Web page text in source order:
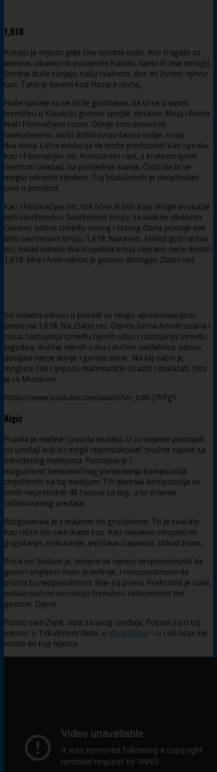
1,618
Kutaisi je mjesto gdje žive srodne duše. Ako tragate za
jednom, obavezno provjerite Kutaisi, tamo ih ima mnogo.
Srodne duše sanjaju našu realnost, dok mi živimo njihov
san. Tako je barem kod Hazara slučaj.
Naše spirale su se širile godinama, da bi se u ovom
trenutku u Kutaisiju gotovo spojile, dotakle. Moja i Anina.
Naši Fibonačijevi nizovi. Oboje smo evoluirali
svakodnevno, da bi dobili svoju šansu ovdje, svoja
dva dana. Lična evolucija se može predstaviti kao spirala,
kao i Fibonačijev niz. Konstantni rast, s kratkotrajnim
osvrtom unazad, na posljednje stanje. Čisto da bi se
moglo odrediti sljedeće. Toj budućnosti je neophodan
uvid u prošlost.
Kao i Fibonačijev niz, tok lične ili bilo koje druge evolucije
teži savršenstvu. Savršenom broju. Sa svakim sledećim
članom, odnos između novog i starog člana postaje sve
bliži savršenom broju. 1,618. Naravno, koliko god rastao
niz, nikad odnosi dva susjedna broja zapravo neće dostići
1,618. Moj i Anin odnos je gotovo dostigao Zlatni rez.
Svi skladni odnosi u prirodi se mogu aproksimacijom
svesti na 1,618. Na Zlatni rez. Odnos širina Aninih usana i
nosa, rastojanja između njenih ušiju i rastojanja između
jagodica, dužine njenih ruku i dužine nadlaktica, odnos
debljina njene donje i gornje usne.. Na taj način je
moguće čak i ljepotu matematički izraziti i dokazati. Isto
je i s Muzikom.
https://www.youtube.com/watch?v=_tcW-j7KFgY
Algiz
Pravila je mafine i pustila muziku. U to vrijeme postojali
su uređaji koji su mogli reprodukovati zvučne zapise sa
određenog medijuma. Postojala je i
mogućnost beskonačnog ponavljanja kompozicija
smještenih na taj medijum. Tih desetak kompozicija se
vrtilo neprekidno 48 časova sa tog, u to vrijeme
sofisticiranog uređaja.
Razgovarala je s majkom na gruzijskom. To je zvučalo
kao ništa što sam ikada čuo. Kao nekakvo simpatično
gugutanje, cvrkutanje, lepršava čupavost, otkud znam..
Priča mi. Slušam je, smijem se njenoj nesposobnosti da
govori engleski malo pravilnije, i nesposobnosti da
prizna tu nesposobnost. Nije joj pravo. Prekrstila je ruke,
pokazujući mi svu svoju trenutnu zatvorenost tim
gestom. Dijete.
Pustio sam Zajdi, zajdi sa svog uređaja. Pričam joj o toj
pjesmi, o Trkuljinom Nebu, o Khor Virap – u i sili koja me
vodila do tog mjesta.